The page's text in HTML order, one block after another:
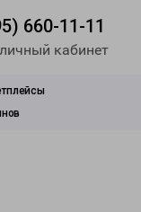
660-11-11
кабинет